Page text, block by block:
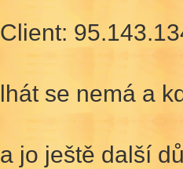
Client:
lhát se nemá a
a jo ještě další